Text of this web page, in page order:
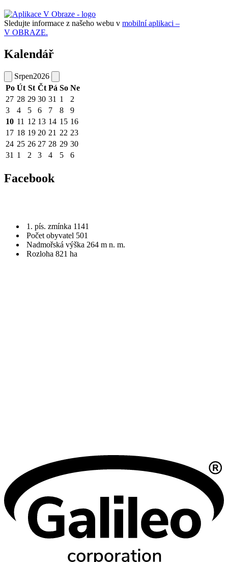
Sledujte informace z našeho webu v mobilní aplikaci –
V OBRAZE.
Kalendář
Srpen2026
Po Út St Čt Pá So Ne
27 28 29 30 31 1
2
3
4 5 6 7 8
9
10 11 12 13 14 15 16
17 18 19 20 21 22 23
24 25 26 27 28 29 30
31 1 2 3 4 5 6
Facebook
1. pís. zmínka 1141
Počet obyvatel 501
Nadmořská výška 264 m n. m.
Rozloha 821 ha